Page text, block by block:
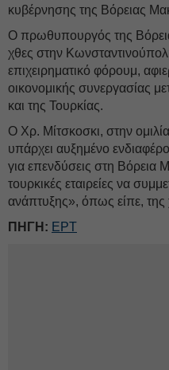
κυβέρνησης της Βόρειας
Ο πρωθυπουργός της
χθες στην
επιχειρηματικό φόρουμ,
οικονομικής συνεργασίας
και της Τουρκίας.
Ο Χρ. Μίτσκοσκι, στην
υπάρχει αυξημένο
για επενδύσεις στη Βόρεια
τουρκικές εταιρείες να
ανάπτυξης», όπως είπε,
ΠΗΓΗ: ΕΡΤ